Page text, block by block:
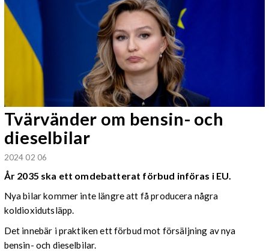
Tvärvänder om bensin- och
dieselbilar
2024 02 06
År 2035 ska ett omdebatterat förbud införas i EU.
Nya bilar kommer inte längre att få producera några
koldioxidutsläpp.
Det innebär i praktiken ett förbud mot försäljning av nya
bensin- och dieselbilar.